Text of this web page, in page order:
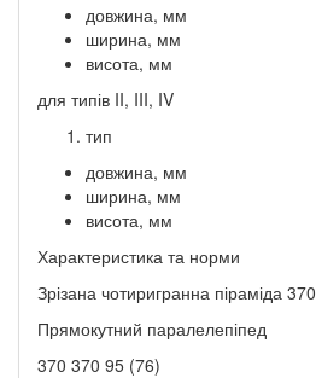
довжина, мм
ширина, мм
висота, мм
для типів II, III, IV
тип
довжина, мм
ширина, мм
висота, мм
Характеристика та норми
Зрізана чотиригранна піраміда
Прямокутний паралелепіпед
370 370 95 (76)